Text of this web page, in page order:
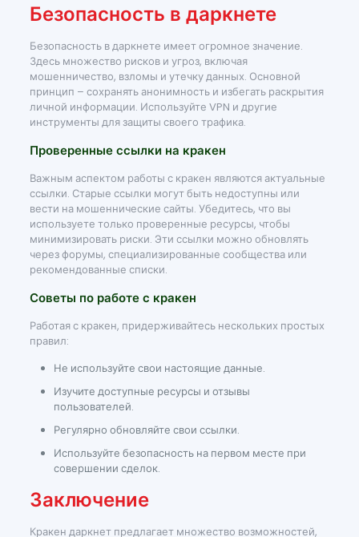
Безопасность в даркнете
Безопасность в даркнете имеет огромное значение.
Здесь множество рисков и угроз, включая
мошенничество, взломы и утечку данных. Основной
принцип – сохранять анонимность и избегать раскрытия
личной информации. Используйте VPN и другие
инструменты для защиты своего трафика.
Проверенные ссылки на кракен
Важным аспектом работы с кракен являются актуальные
ссылки. Старые ссылки могут быть недоступны или
вести на мошеннические сайты. Убедитесь, что вы
используете только проверенные ресурсы, чтобы
минимизировать риски. Эти ссылки можно обновлять
через форумы, специализированные сообщества или
рекомендованные списки.
Советы по работе с кракен
Работая с кракен, придерживайтесь нескольких простых
правил:
Не используйте свои настоящие данные.
Изучите доступные ресурсы и отзывы
пользователей.
Регулярно обновляйте свои ссылки.
Используйте безопасность на первом месте при
совершении сделок.
Заключение
Кракен даркнет предлагает множество возможностей,